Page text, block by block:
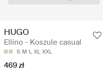
HUGO
Ellino - Koszule casual
S M L XL XXL
469 zł